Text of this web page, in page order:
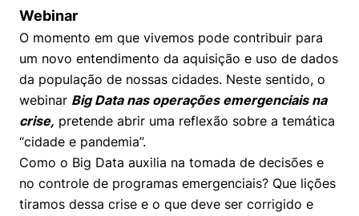
Todas as Engenharias
Busca por Áreas de Conhecimento
Student Life
Núcleo de Carreiras
Hub de Inovação e Empreendedorismo
Como funciona
Prêmio Duda Ermírio de Moraes
Como funciona
Resolução Eficaz de Problemas
Oportunidade de Negócios
Women in Action
Trabalhe conosco
Sala de Imprensa
Lista de doadores
Pesquisa no Insper
Centros de Conhecimento
Cátedras
Centro de Dados e IA
Biblioteca Telles
Repositório Institucional
Pesquisa na Graduação
Eventos
Newsletters
Notícias
Instagram
Unidades Acadêmicas
Gestão e Economia
Engenharia e Ciência da Computação
Corpo Docente
Busca por docentes
Áreas de Conhecimento
Prêmios de Excelência
Fale Conosco
Atendimento
Visite o Insper
Webinar
O momento em que vivemos pode contribuir para
um novo entendimento da aquisição e uso de dados
da população de nossas cidades. Neste sentido, o
webinar Big Data nas operações emergenciais na
crise, pretende abrir uma reflexão sobre a temática
“cidade e pandemia”.
Como o Big Data auxilia na tomada de decisões e
no controle de programas emergenciais? Que lições
tiramos dessa crise e o que deve ser corrigido e